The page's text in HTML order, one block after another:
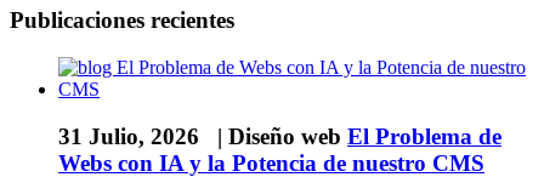
Publicaciones recientes
31 Julio, 2026 | Diseño web El Problema de
Webs con IA y la Potencia de nuestro CMS